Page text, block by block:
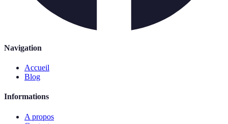
Navigation
Accueil
Blog
Informations
A propos